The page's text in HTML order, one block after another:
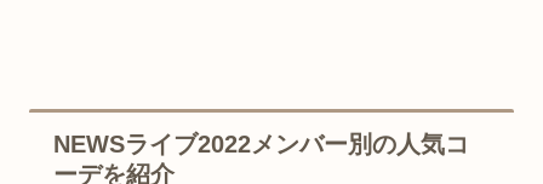
NEWSライブ2022メンバー別の人気コ
ーデを紹介